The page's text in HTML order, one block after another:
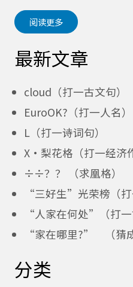
阅读更多
最新文章
cloud（打一古文句）
EuroOK?（打一人名）
L（打一诗词句）
X·梨花格（打一经济
÷÷？？ （求凰格）
“三好生”光荣榜（打
“人家在何处”（打一
“家在哪里?” （猜成
分类